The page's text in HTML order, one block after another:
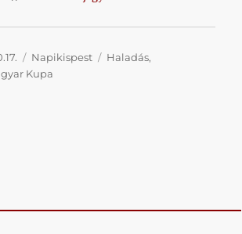
Kategória
Napikispest Címke
Haladás,
Kupa